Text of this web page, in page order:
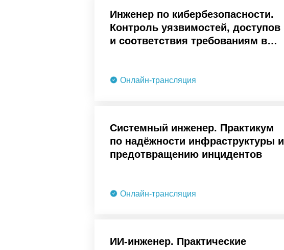
Инженер по кибербезопасности.
Контроль уязвимостей, доступов
и соответствия требованиям в
Онлайн-трансляция
Cистемный инженер. Практикум
по надёжности инфраструктуры и
предотвращению инцидентов
Онлайн-трансляция
ИИ-инженер. Практические